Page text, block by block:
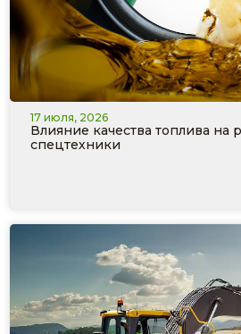
17 июля, 2026
Влияние качества топлива на
спецтехники